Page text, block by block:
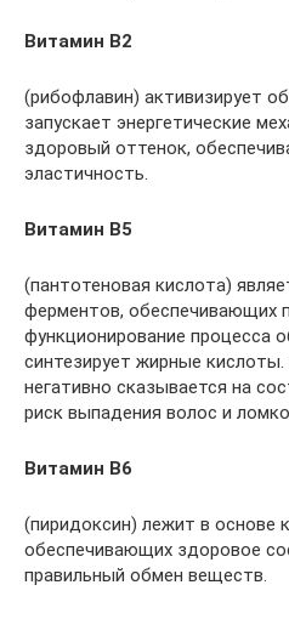
Витамин В2
(рибофлавин) активизирует
запускает энергетические
здоровый оттенок,
эластичность.
Витамин В5
(пантотеновая кислота)
ферментов, обеспечивающих
функционирование процесса
синтезирует жирные
негативно сказывается на
риск выпадения волос и
Витамин В6
(пиридоксин) лежит в основе
обеспечивающих здоровое
правильный обмен веществ.